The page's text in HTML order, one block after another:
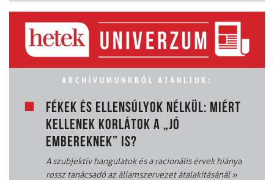
ARCHÍVUMUNKBÓL AJÁNLJUK:
FÉKEK ÉS ELLENSÚLYOK NÉLKÜL: MIÉRT
KELLENEK KORLÁTOK A „JÓ
EMBEREKNEK” IS?
A szubjektív hangulatok és a racionális érvek hiánya
rossz tanácsadó az államszervezet átalakításánál»